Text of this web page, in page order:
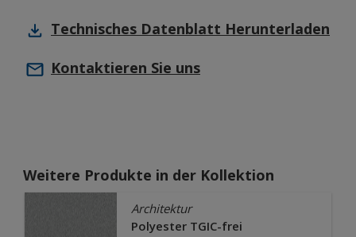
Technisches Datenblatt Herunterladen
Kontaktieren Sie uns
Weitere Produkte in der Kollektion
Architektur
Polyester TGIC-frei